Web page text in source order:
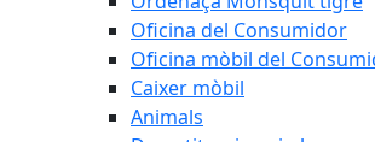
Oficina del Consumidor
Oficina mòbil del
Caixer mòbil
Animals